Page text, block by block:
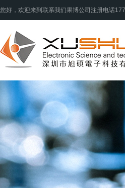
您好，欢迎来到联系我们果博公司注册电话